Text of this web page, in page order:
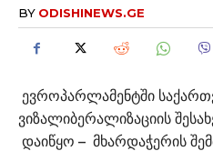
BY ODISHINEWS.GE
ევროპარლამენტში
ვიზალიბერალიზაციის
დაიწყო – მხარდაჭერის